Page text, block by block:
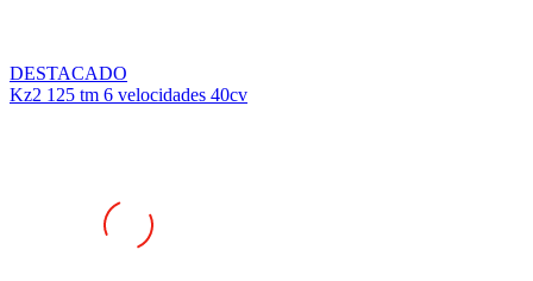
DESTACADO
Kz2 125 tm 6 velocidades 40cv